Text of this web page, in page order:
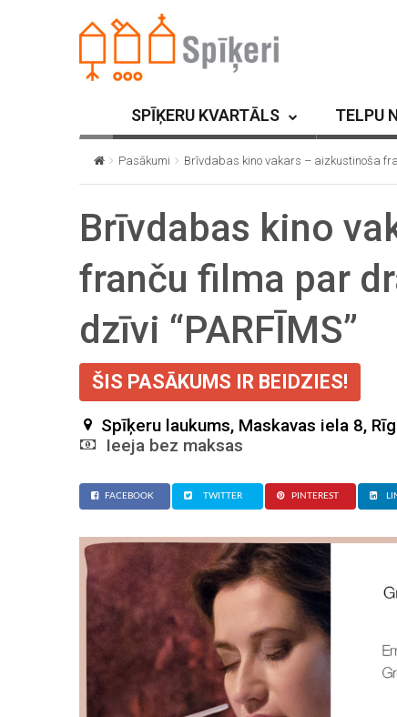
SPĪĶERU KVARTĀLS TELPU
Pasākumi Brīvdabas kino vakars – aizkustinoša
Brīvdabas kino
franču filma par
dzīvi “PARFĪMS”
ŠIS PASĀKUMS IR BEIDZIES!
Spīķeru laukums, Maskavas iela 8,
Ieeja bez maksas
FACEBOOK TWITTER PINTEREST